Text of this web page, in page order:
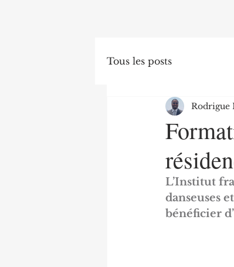
Tous les posts
Rodrigue
L’Institut
danseuses
bénéficier